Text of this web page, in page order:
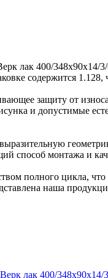
лак 400/
содержится
защиту от
и допустимые
способ монтажа и
полного цикла,
наша
лак 400/348х90х14/